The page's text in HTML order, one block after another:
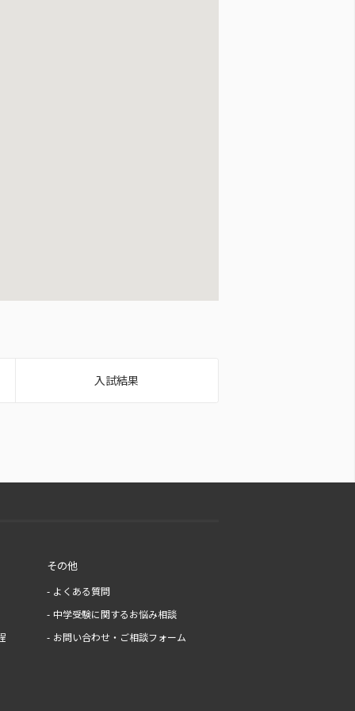
入試結果
その他
よくある質問
中学受験に関するお悩み相談
お問い合わせ・ご相談フォーム